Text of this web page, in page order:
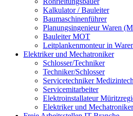
Kalkulator / Bauleiter
Baumaschinenführer
Planungsingenieur Waren
Bauleiter MOT
Leitplankenmonteur in
Elektriker und Mechatroniker
Schlosser/Techniker
Techniker/Schlosser
Servicetechniker
Servicemitarbeiter
Elektroinstallateur
Elektriker und